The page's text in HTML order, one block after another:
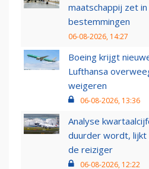
maatschappij zet
bestemmingen
06-08-2026, 14:27
Boeing krijgt
Lufthansa
weigeren
06-08-2026, 13:36
Analyse
duurder wordt,
de reiziger
06-08-2026, 12:22